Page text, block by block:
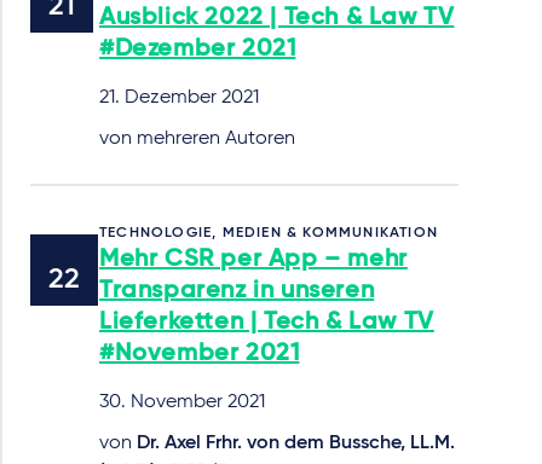
Ausblick 2022 | Tech & Law TV
#Dezember 2021
21. Dezember 2021
von mehreren Autoren
TECHNOLOGIE, MEDIEN & KOMMUNIKATION
Mehr CSR per App – mehr
Transparenz in unseren
Lieferketten | Tech & Law TV
#November 2021
30. November 2021
von Dr. Axel Frhr. von dem Bussche, LL.M.